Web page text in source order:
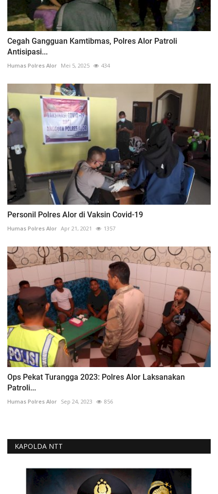
Cegah Gangguan Kamtibmas, Polres Alor Patroli
Antisipasi...
Humas Polres Alor Mei 5, 2025 434
Personil Polres Alor di Vaksin Covid-19
Humas Polres Alor Apr 21, 2021 1357
Ops Pekat Turangga 2023: Polres Alor Laksanakan
Patroli...
Humas Polres Alor Sep 24, 2023 856
KAPOLDA NTT